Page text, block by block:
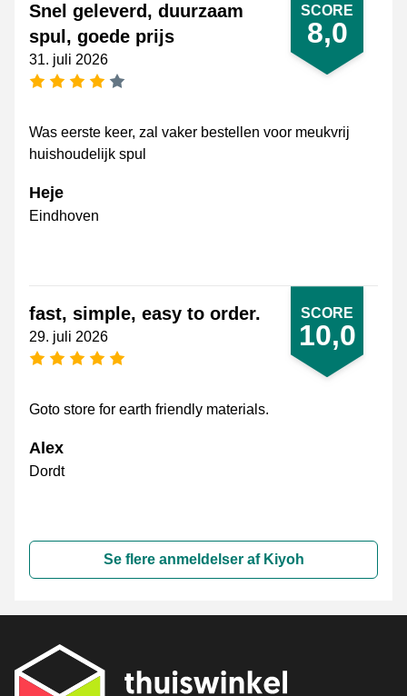
SCORE
8,0
Snel geleverd, duurzaam
spul, goede prijs
31. juli 2026
Was eerste keer, zal vaker bestellen voor meukvrij
huishoudelijk spul
Heje
Eindhoven
SCORE
10,0
fast, simple, easy to order.
29. juli 2026
[_General:NumberOfStarsPluralFormat]
Goto store for earth friendly materials.
Alex
Dordt
Se flere anmeldelser af Kiyoh